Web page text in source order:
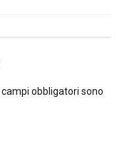
I campi obbligatori sono